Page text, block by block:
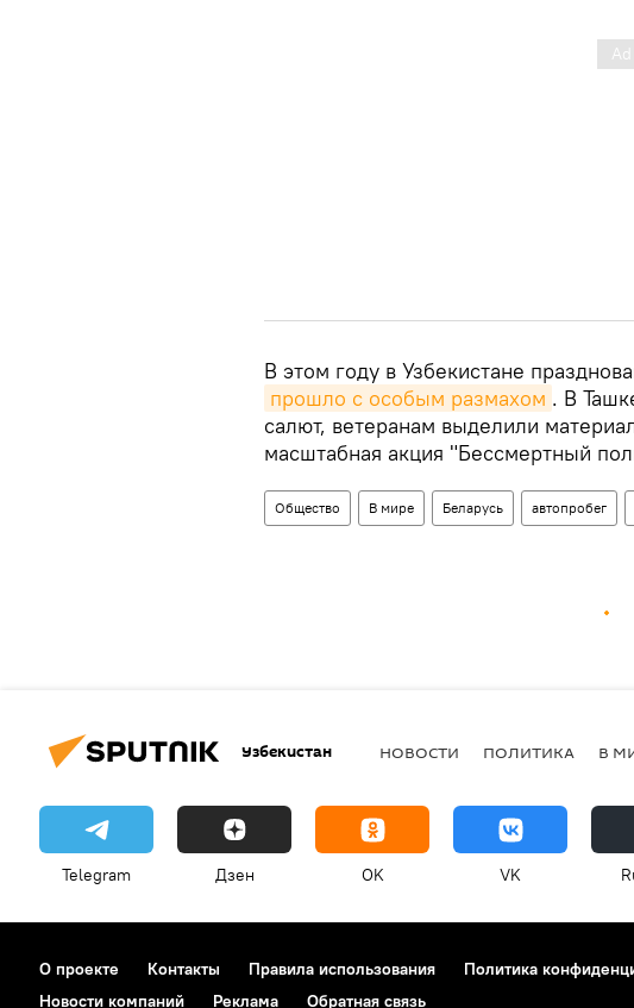
В этом году в Узбекистане
прошло с особым размахом . В
салют, ветеранам выделили
масштабная акция "Бессмертный
Общество В мире Беларусь автопробег
Узбекистан НОВОСТИ ПОЛИТИКА В
Telegram Дзен OK VK
О проекте Контакты Правила использования Политика
Новости компаний
Реклама Обратная связь